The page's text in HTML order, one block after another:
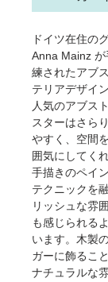
ドイツ在住の
Anna Mainz
練されたアブ
テリアデザイ
人気のアブス
スターはさら
やすく、空間
囲気にしてく
手描きのペイ
テクニックを
リッシュな雰
も感じられる
います。木製
ガーに飾るこ
ナチュラルな